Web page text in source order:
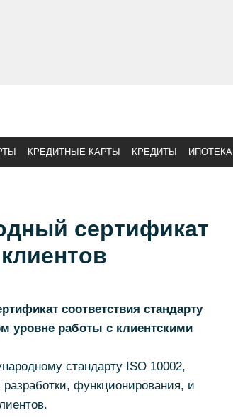
КРЕДИТНЫЕ КАРТЫ КРЕДИТЫ ИПОТЕКА
сертификат
соответствия стандарту
уровне работы с клиентскими
стандарту ISO 10002,
функционирования, и